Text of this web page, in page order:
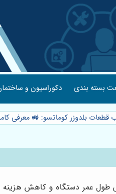
بسته بندی دکوراسیون و
قطعات بلدوزر کوماتسو: 🚜 معرفی
عمر دستگاه و کاهش هزینه